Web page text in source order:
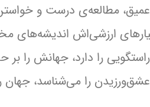
عمیق، مطالعه‌ی درست و
ارزشی‌اش
را دارد، جهانش را بر
را می‌شناسد، جهان